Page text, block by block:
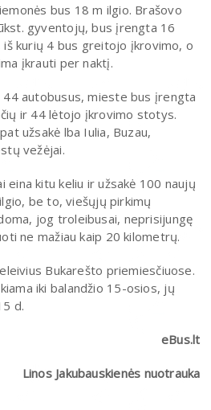
bus 18 m ilgio. Brašovo
gyventojų, bus įrengta 16
kurių 4 bus greitojo įkrovimo, o
įkrauti per naktį.
autobusus, mieste bus įrengta
ir 44 lėtojo įkrovimo stotys.
užsakė lba Iulia, Buzau,
vežėjai.
eina kitu keliu ir užsakė 100 naujų
be to, viešųjų pirkimų
jog troleibusai, neprisijungę
ne mažiau kaip 20 kilometrų.
Bukarešto priemiesčiuose.
iki balandžio 15-osios, jų
d.
eBus.lt
Linos Jakubauskienės nuotrauka